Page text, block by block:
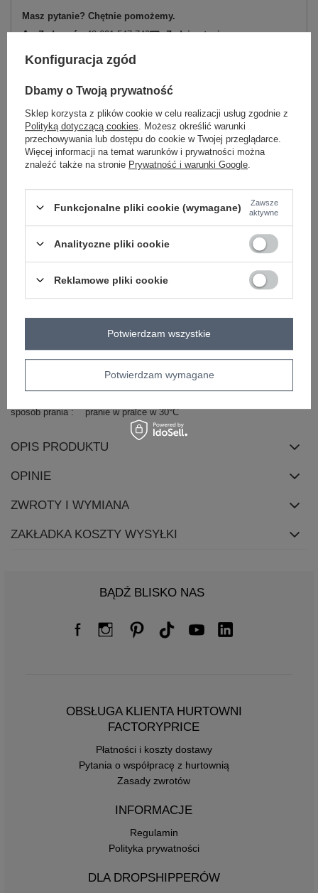
Masz pytanie? Chętnie pomożemy.
Zadzwoń+48 601 547 740 Zadaj pytanie
skład materiału : 44% wiskoza, 20% modal, 7%
sposób prania : pranie w pralce w 30°C
Kod produktu
IT-SK-H4215.09
Marka
MOOIJ
typ produktu
sukienka dresowa
materiał
dominujący
wiskoza
długość
przed kolano
rękaw
długi rękaw
cechy
dodatkowe
bufiasty rękaw
20% modal
29% poliester
sposób prania
pranie w pralce w 30°C
OPIS PRODUKTU
OPINIE
ZWROTY I WYMIANA
ZAKŁADKA KOSZTY WYSYŁKI
BĄDŹ BLISKO NAS
OBSŁUGA KLIENTA HURTOWNI
FACTORYPRICE
Płatności i koszty dostawy
Pytania o współpracę z hurtownią
Zasady zwrotów
INFORMACJE
Regulamin
Polityka prywatności
DLA DROPSHIPPERÓW
Konfiguracja zgód
Dbamy o Twoją prywatność
Sklep korzysta z plików cookie w celu realizacji usług zgodnie z
Polityką dotyczącą cookies . Możesz określić warunki
przechowywania lub dostępu do cookie w Twojej przeglądarce.
Więcej informacji na temat warunków i prywatności można
znaleźć także na stronie Prywatność i warunki Google
Funkcjonalne pliki cookie (wymagane)
Zawsze
aktywne
Analityczne pliki cookie
Reklamowe pliki cookie
Potwierdzam wymagane
Potwierdzam wszystkie